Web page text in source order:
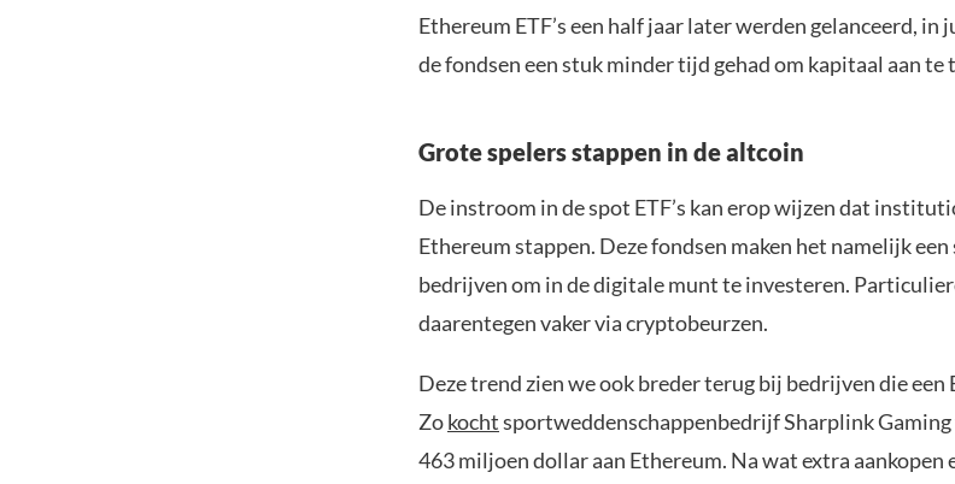
Ethereum ETF’s een half jaar later werden gelanceerd,
de fondsen een stuk minder tijd gehad om kapitaal aan te
Grote spelers stappen in de altcoin
De instroom in de spot ETF’s kan erop wijzen dat
Ethereum stappen. Deze fondsen maken het namelijk
bedrijven om in de digitale munt te investeren.
daarentegen vaker via cryptobeurzen.
Deze trend zien we ook breder terug bij bedrijven die
Zokochtsportweddenschappenbedrijf Sharplink
463 miljoen dollar aan Ethereum. Na wat extra aankopen